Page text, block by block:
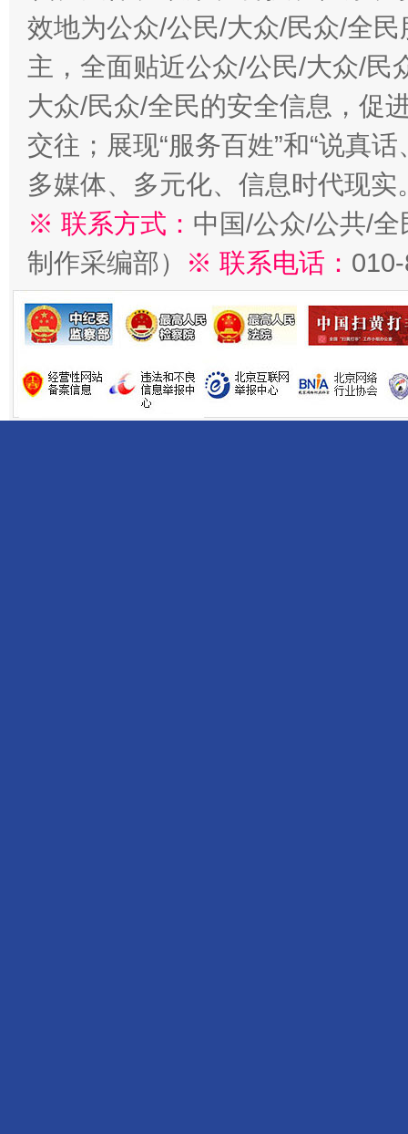
效地为公众/公民/大众/民众/全
主，全面贴近公众/公民/大众/民
大众/民众/全民的安全信息，促
交往；展现“服务百姓”和“说真
多媒体、多元化、信息时代现实
※ 联系方式： 中国/公众/公共/
制作采编部）
※ 联系电话：